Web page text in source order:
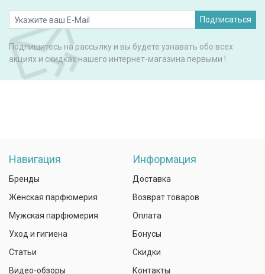
Подписаться
Подпишитесь на рассылку и вы будете узнавать обо всех
акциях и скидках нашего интернет-магазина первыми !
Навигация
Бренды
Женская парфюмерия
Мужская парфюмерия
Уход и гигиена
Статьи
Видео-обзоры
Информация
Доставка
Возврат товаров
Оплата
Бонусы
Скидки
Контакты